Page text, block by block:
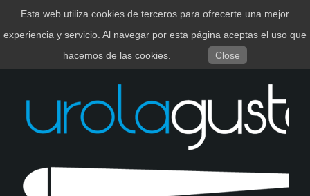
EUSKARA ESPAÑOL
Esta web utiliza cookies de terceros para ofrecerte una mejor
experiencia y servicio. Al navegar por esta página aceptas el uso que
hacemos de las cookies.
Close